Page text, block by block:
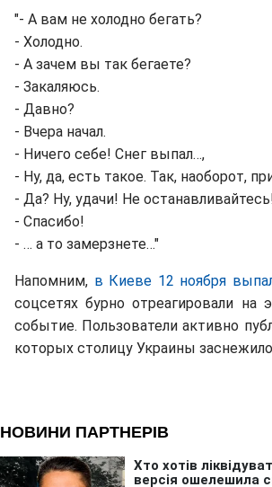
"- А вам не холодно бегать?
- Холодно.
- А зачем вы так бегаете?
- Закаляюсь.
- Давно?
- Вчера начал.
- Ничего себе! Снег выпал…,
- Ну, да, есть такое. Так, наоборот,
- Да? Ну, удачи! Не
- Спасибо!
- … а то замерзнете…"
Напомним, в Киеве 12 ноября
соцсетях бурно отреагировали на
событие. Пользователи активно
которых столицу Украины